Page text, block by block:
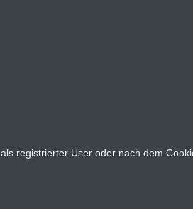
registrierter User oder nach dem